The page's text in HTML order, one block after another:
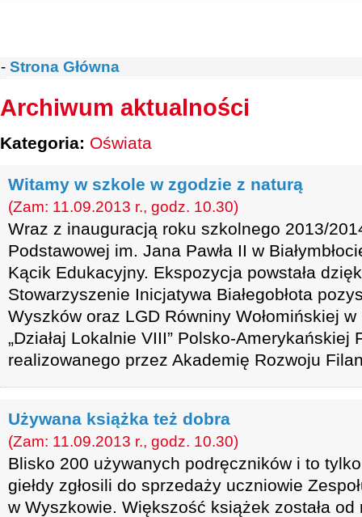
- Strona Główna
Archiwum aktualności
Kategoria: Oświata
Witamy w szkole w zgodzie z naturą
(Zam: 11.09.2013 r., godz. 10.30)
Wraz z inauguracją roku szkolnego 2013/
Podstawowej im. Jana Pawła II w
Kącik Edukacyjny. Ekspozycja powstała
Stowarzyszenie Inicjatywa Białegobłota
Wyszków oraz LGD Równiny Wołomińskiej
„Działaj Lokalnie VIII” Polsko-Amerykańskiej
realizowanego przez Akademię Rozwoju
Używana książka też dobra
(Zam: 11.09.2013 r., godz. 10.30)
Blisko 200 używanych podręczników i to
giełdy zgłosili do sprzedaży uczniowie
w Wyszkowie. Większość książek została